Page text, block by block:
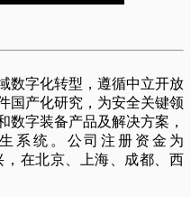
数字化转型 ，遵循中立开放
国产化研究， 为安全关键领
数字装备产品及解决方案 ，
系统。公司注册资金为
，在北京、上海、成都、西